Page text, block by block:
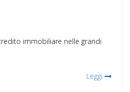
immobiliare nelle grandi
Leggi